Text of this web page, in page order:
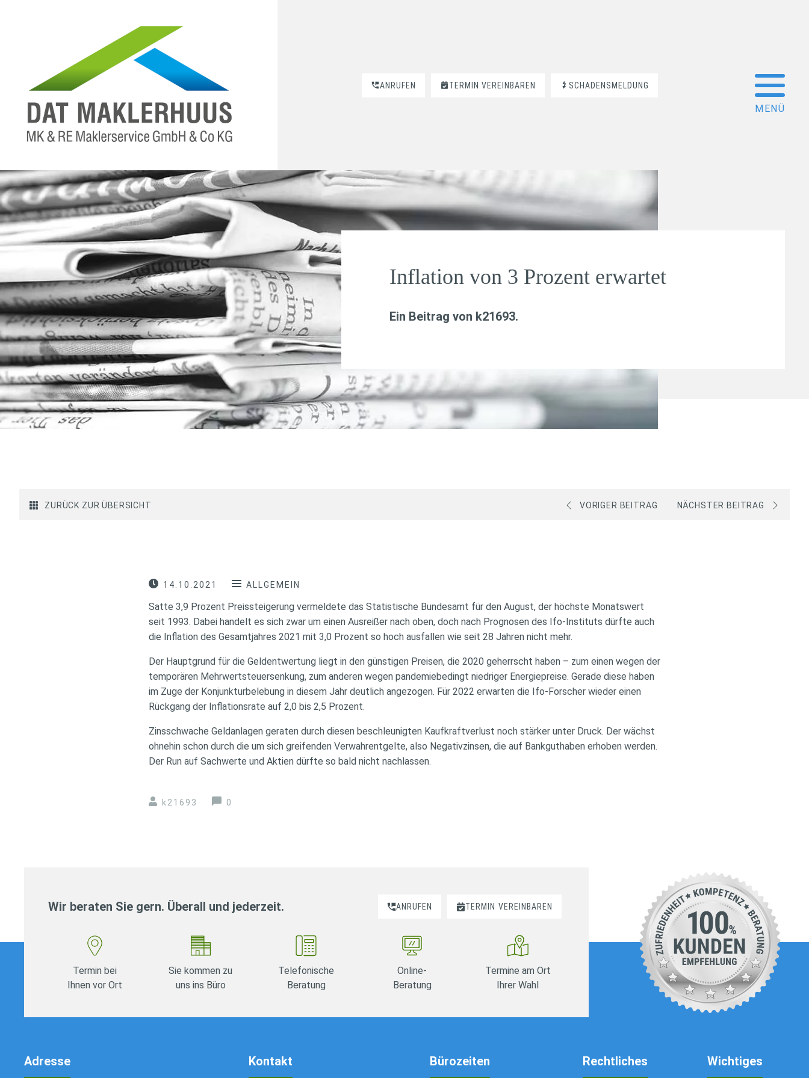
ANRUFEN TERMIN VEREINBAREN SCHADENSMELDUNG
Inflation von 3 Prozent erwartet
Ein Beitrag von k21693.
ZURÜCK ZUR ÜBERSICHT VORIGER BEITRAG NÄCHSTER BEITRAG
14.10.2021 ALLGEMEIN
Satte 3,9 Prozent Preissteigerung vermeldete das Statistische Bundesamt für den August, der höchste Monatswert
seit 1993. Dabei handelt es sich zwar um einen Ausreißer nach oben, doch nach Prognosen des Ifo-Instituts dürfte auch
die Inflation des Gesamtjahres 2021 mit 3,0 Prozent so hoch ausfallen wie seit 28 Jahren nicht mehr.
Der Hauptgrund für die Geldentwertung liegt in den günstigen Preisen, die 2020 geherrscht haben – zum einen wegen der
temporären Mehrwertsteuersenkung, zum anderen wegen pandemiebedingt niedriger Energiepreise. Gerade diese haben
im Zuge der Konjunkturbelebung in diesem Jahr deutlich angezogen. Für 2022 erwarten die Ifo-Forscher wieder einen
Rückgang der Inflationsrate auf 2,0 bis 2,5 Prozent.
Zinsschwache Geldanlagen geraten durch diesen beschleunigten Kaufkraftverlust noch stärker unter Druck. Der wächst
ohnehin schon durch die um sich greifenden Verwahrentgelte, also Negativzinsen, die auf Bankguthaben erhoben werden.
Der Run auf Sachwerte und Aktien dürfte so bald nicht nachlassen.
k21693 0
Wir beraten Sie gern. Überall und jederzeit. ANRUFEN TERMIN VEREINBAREN
Termin bei
Ihnen vor Ort
Sie kommen zu
uns ins Büro
Telefonische
Beratung
Online-
Beratung
Termine am Ort
Ihrer Wahl
Adresse Kontakt Bürozeiten Rechtliches Wichtiges